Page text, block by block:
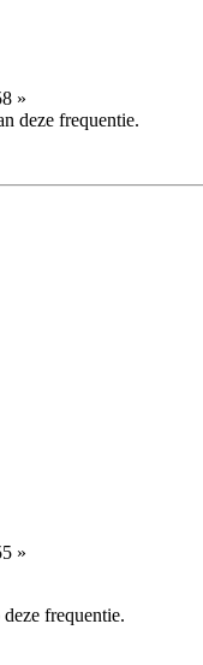
»
deze frequentie.
»
frequentie.